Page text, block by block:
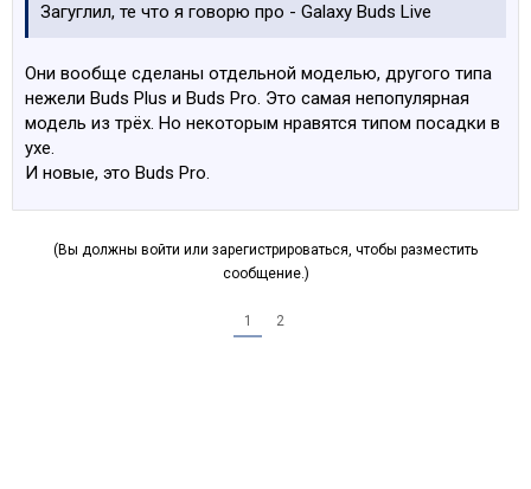
Загуглил, те что я говорю про - Galaxy Buds Live
Они вообще сделаны отдельной моделью, другого типа
нежели Buds Plus и Buds Pro. Это самая непопулярная
модель из трёх. Но некоторым нравятся типом посадки в
ухе.
И новые, это Buds Pro.
(Вы должны войти или зарегистрироваться, чтобы разместить
сообщение.)
1 2